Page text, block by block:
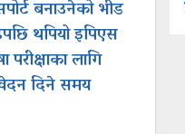
बनाउनेको भीड
थपियो इपिएस
परीक्षाका लागि
दिने समय